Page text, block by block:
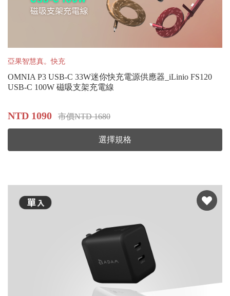
亞果智慧真。快充
OMNIA P3 USB-C 33W迷你快充電源供應器_iLinio FS120
USB-C 100W 磁吸支架充電線
NTD 1090 市價NTD 1680
選擇規格